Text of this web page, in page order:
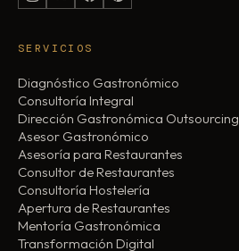
SERVICIOS
Diagnóstico Gastronómico
Consultoría Integral
Dirección Gastronómica Outsourcing
Asesor Gastronómico
Asesoría para Restaurantes
Consultor de Restaurantes
Consultoría Hostelería
Apertura de Restaurantes
Mentoría Gastronómica
Transformación Digital